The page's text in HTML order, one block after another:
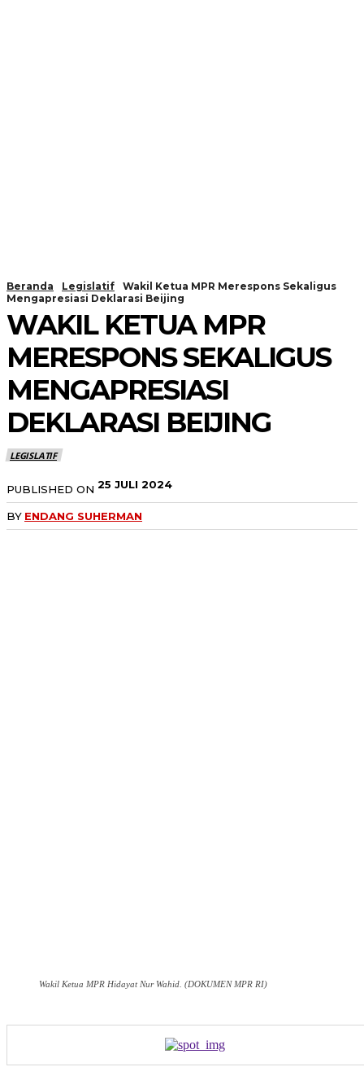
Beranda Legislatif
Wakil Ketua MPR Merespons Sekaligus
Mengapresiasi Deklarasi Beijing
WAKIL KETUA MPR
MERESPONS SEKALIGUS
MENGAPRESIASI
DEKLARASI BEIJING
LEGISLATIF
PUBLISHED ON 25 JULI 2024
BY ENDANG SUHERMAN
Wakil Ketua MPR Hidayat Nur Wahid. (DOKUMEN MPR RI)